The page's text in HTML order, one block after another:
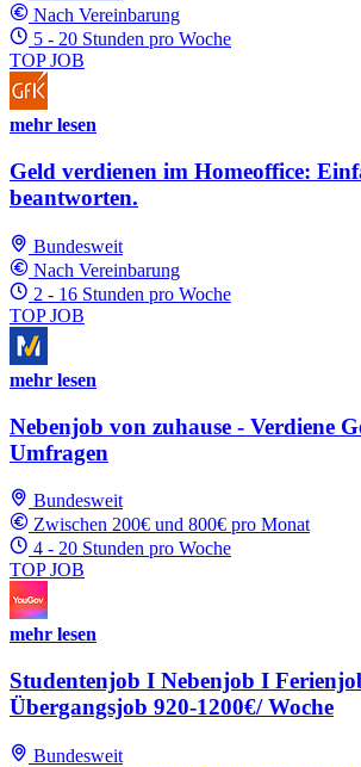
Nach Vereinbarung
5 - 20 Stunden pro Woche
TOP JOB
mehr lesen
Geld verdienen im Homeoffice:
beantworten.
Bundesweit
Nach Vereinbarung
2 - 16 Stunden pro Woche
TOP JOB
mehr lesen
Nebenjob von zuhause - Verdiene
Umfragen
Bundesweit
Zwischen 200€ und 800€ pro Monat
4 - 20 Stunden pro Woche
TOP JOB
mehr lesen
Studentenjob I Nebenjob I
Übergangsjob 920-1200€/ Woche
Bundesweit